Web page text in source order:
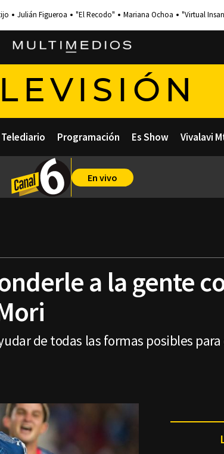
Julián Figueroa "El Recodo" Mariana Ochoa "Virtual
Telediario Programación Es Show Vivalavi
En vivo
a la gente
de todas las formas posibles para